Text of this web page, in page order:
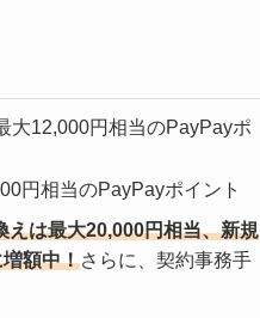
大12,000円相当のPayPayポ
円相当のPayPayポイント
は最大20,000円相当、新規
額中！さらに、契約事務手